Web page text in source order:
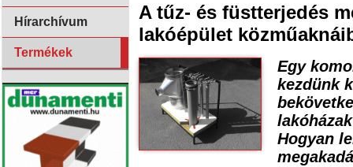
Hírarchívum
Termékek
A tűz- és füstterjedés
lakóépület
Egy
kezdünk
Hogyan